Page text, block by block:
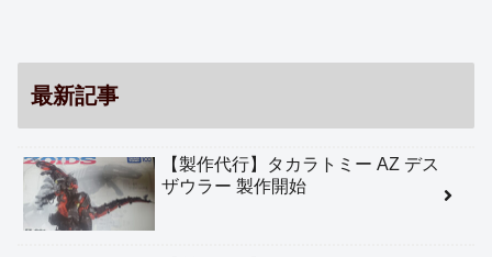
最新記事
【製作代行】タカラトミー AZ デス
ザウラー 製作開始